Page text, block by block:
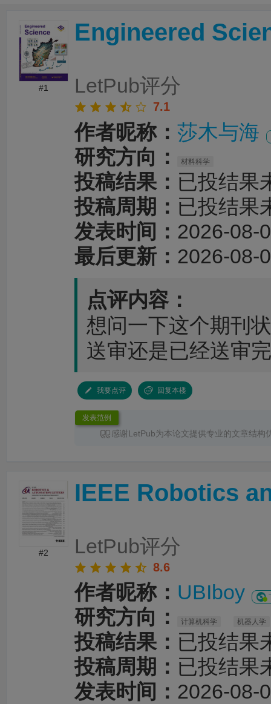
#1
Engineered
LetPub评分
7.1
作者昵称： 莎木与海
研究方向：
材料科学
投稿结果： 已投结果
投稿周期： 已投结果
发表时间： 2026-08-
最后更新： 2026-08-
点评内容：
想问一下这个期刊
送审还是已经送审
我要点评 回复本楼
发表范例
感谢LetPub为本论文提供专业的文章结构
景、材料设计思路、性能分析及机理讨论之间
清晰，论文创新点也得到了更加突出的呈现
整个服务过程中沟通及时、反馈高效，修改
有针对性，为论文顺利投稿并发表于
提供了重要帮助。
#2
IEEE Robotics
LetPub评分
8.6
作者昵称： UBIboy
研究方向： 计算机科学 机器人学
投稿结果： 已投结果
投稿周期： 已投结果
发表时间： 2026-08-